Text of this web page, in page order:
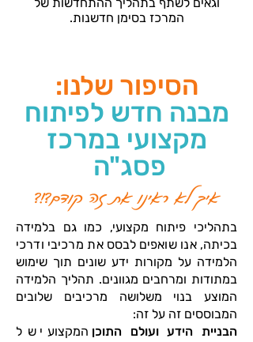
המרכז בסימן חדשנות.
הסיפור שלנו:
מבנה חדש לפיתוח
מקצועי במרכז
פסג"ה
איך לא ראינו את זה קודם?!?
בתהליכי פיתוח מקצועי, כמו גם בלמידה
בכיתה, אנו שואפים לבסס את מרכיבי ודרכי
הלמידה על מקורות ידע שונים תוך שימוש
במתודות ומרחבים מגוונים. תהליך הלמידה
המוצע בנוי משלושה מרכיבים שלובים
המבוססים זה על זה:
הבניית הידע ועולם התוכן המקצועי של